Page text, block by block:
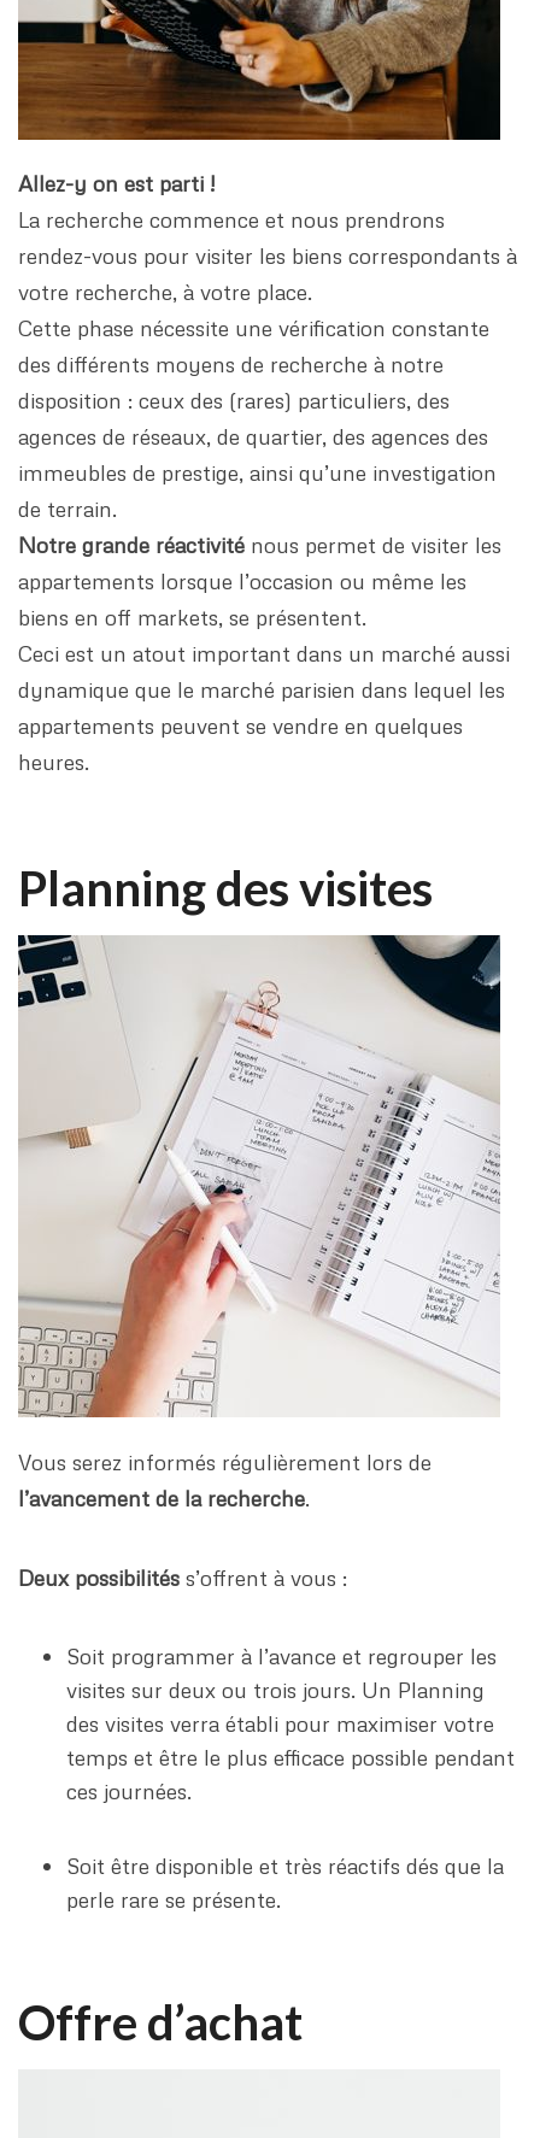
Allez-y on est parti !
La recherche commence et nous prendrons
rendez-vous pour visiter les biens correspondants à
votre recherche, à votre place.
Cette phase nécessite une vérification constante
des différents moyens de recherche à notre
disposition : ceux des (rares) particuliers, des
agences de réseaux, de quartier, des agences des
immeubles de prestige, ainsi qu’une investigation
de terrain.
Notre grande réactivité nous permet de visiter les
appartements lorsque l’occasion ou même les
biens en off markets, se présentent.
Ceci est un atout important dans un marché aussi
dynamique que le marché parisien dans lequel les
appartements peuvent se vendre en quelques
heures.
Planning des visites
Vous serez informés régulièrement lors de
l’avancement de la recherche.
Deux possibilités s’offrent à vous :
Soit programmer à l’avance et regrouper les
visites sur deux ou trois jours. Un Planning
des visites verra établi pour maximiser votre
temps et être le plus efficace possible pendant
ces journées.
Soit être disponible et très réactifs dés que la
perle rare se présente.
Offre d’achat